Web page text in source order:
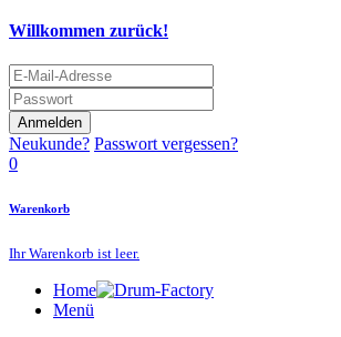
Willkommen zurück!
Anmelden
Neukunde? Passwort vergessen?
0
Warenkorb
Ihr Warenkorb ist leer.
Home
Menü